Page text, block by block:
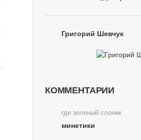
Григорий Шевчук
КОММЕНТАРИИ
где зеленый слоник
минетики